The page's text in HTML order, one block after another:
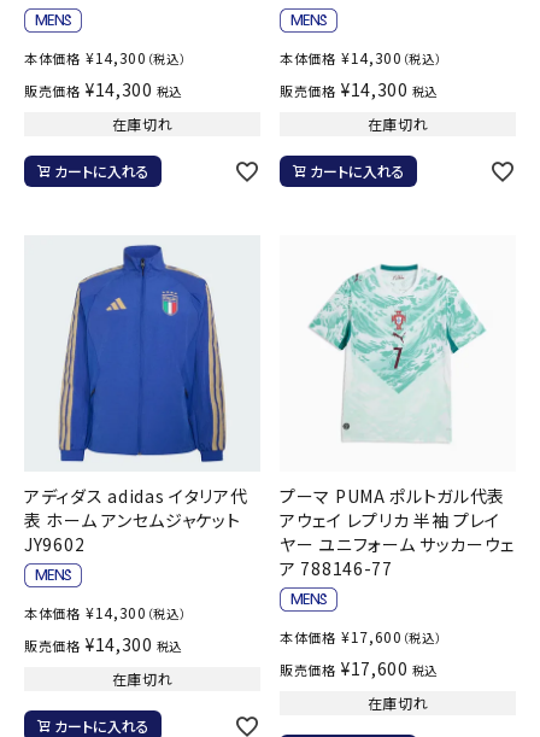
本体価格 ¥14,300 （税込）
販売価格 ¥14,300 税込
在庫切れ
カートに入れる
本体価格 ¥14,300 （税込）
販売価格 ¥14,300 税込
在庫切れ
カートに入れる
アディダス adidas イタリア代
表 ホーム アンセムジャケット
JY9602
本体価格 ¥14,300 （税込）
販売価格 ¥14,300 税込
在庫切れ
カートに入れる
プーマ PUMA ポルトガル代表
アウェイ レプリカ 半袖 プレイ
ヤー ユニフォーム サッカーウェ
ア 788146-77
本体価格 ¥17,600 （税込）
販売価格 ¥17,600 税込
在庫切れ